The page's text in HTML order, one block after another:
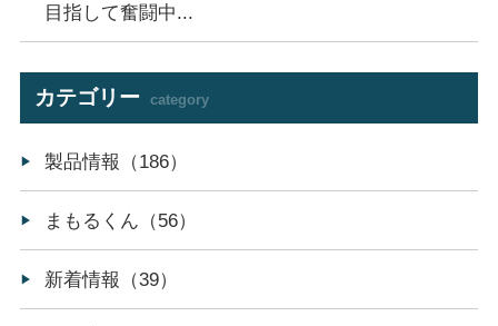
目指して奮闘中...
カテゴリー category
製品情報（186）
まもるくん（56）
新着情報（39）